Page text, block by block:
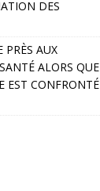
DES
PRÈS AUX
ALORS QUE
EST CONFRONTÉ